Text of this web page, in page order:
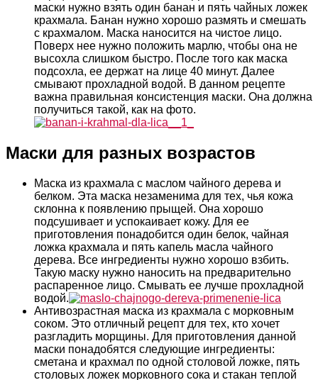
маски нужно взять один банан и пять чайных ложек
крахмала. Банан нужно хорошо размять и смешать
с крахмалом. Маска наносится на чистое лицо.
Поверх нее нужно положить марлю, чтобы она не
высохла слишком быстро. После того как маска
подсохла, ее держат на лице 40 минут. Далее
смывают прохладной водой. В данном рецепте
важна правильная консистенция маски. Она должна
получиться такой, как на фото.
Маски для разных возрастов
Маска из крахмала с маслом чайного дерева и
белком. Эта маска незаменима для тех, чья кожа
склонна к появлению прыщей. Она хорошо
подсушивает и успокаивает кожу. Для ее
приготовления понадобится один белок, чайная
ложка крахмала и пять капель масла чайного
дерева. Все ингредиенты нужно хорошо взбить.
Такую маску нужно наносить на предварительно
распаренное лицо. Смывать ее лучше прохладной
водой.
Антивозрастная маска из крахмала с морковным
соком. Это отличный рецепт для тех, кто хочет
разгладить морщины. Для приготовления данной
маски понадобятся следующие ингредиенты:
сметана и крахмал по одной столовой ложке, пять
столовых ложек морковного сока и стакан теплой